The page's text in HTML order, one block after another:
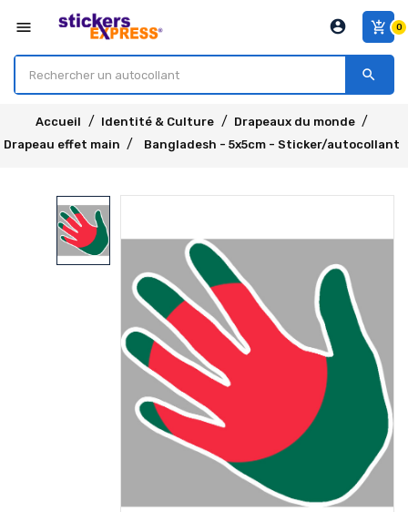
menu add_shopping_cart 0
account_circle
search
Accueil Identité & Culture
Drapeaux du monde
Drapeau effet main
Bangladesh - 5x5cm - Sticker/autocollant